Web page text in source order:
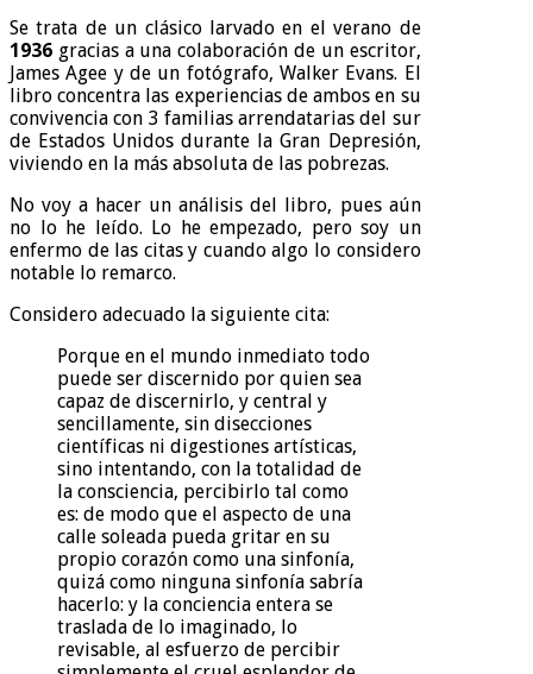
Se trata de un clásico larvado en el verano de
1936 gracias a una colaboración de un escritor,
James Agee y de un fotógrafo, Walker Evans. El
libro concentra las experiencias de ambos en su
convivencia con 3 familias arrendatarias del sur
de Estados Unidos durante la Gran Depresión,
viviendo en la más absoluta de las pobrezas.
No voy a hacer un análisis del libro, pues aún
no lo he leído. Lo he empezado, pero soy un
enfermo de las citas y cuando algo lo considero
notable lo remarco.
Considero adecuado la siguiente cita:
Porque en el mundo inmediato todo
puede ser discernido por quien sea
capaz de discernirlo, y central y
sencillamente, sin disecciones
científicas ni digestiones artísticas,
sino intentando, con la totalidad de
la consciencia, percibirlo tal como
es: de modo que el aspecto de una
calle soleada pueda gritar en su
propio corazón como una sinfonía,
quizá como ninguna sinfonía sabría
hacerlo: y la conciencia entera se
traslada de lo imaginado, lo
revisable, al esfuerzo de percibir